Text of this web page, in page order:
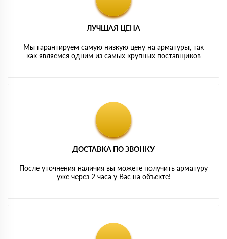
ЛУЧШАЯ ЦЕНА
Мы гарантируем самую низкую цену на арматуры, так
как являемся одним из самых крупных поставщиков
ДОСТАВКА ПО ЗВОНКУ
После уточнения наличия вы можете получить арматуру
уже через 2 часа у Вас на объекте!